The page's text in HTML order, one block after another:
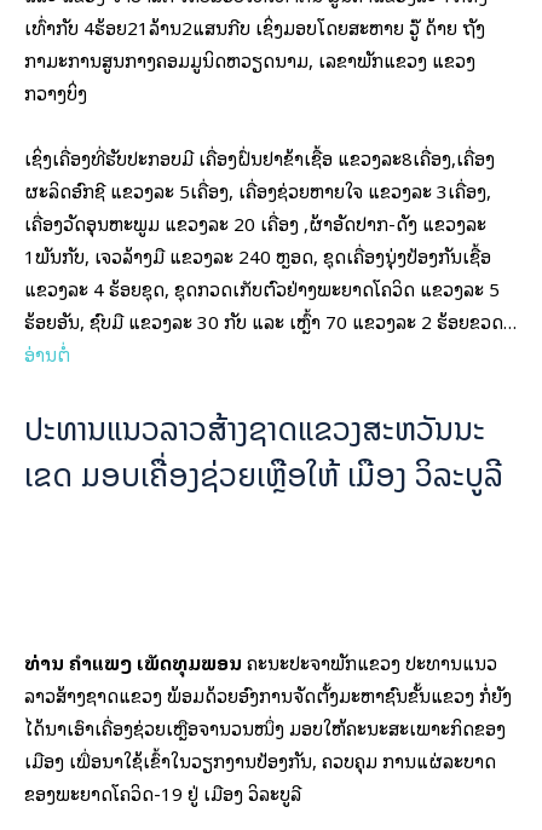
ເທົ່າກັບ 4ຮ້ອຍ21ລ້ານ2ແສນກີບ ເຊິ່ງມອບໂດຍສະຫາຍ ວູ໊ ດ້າຍ ຖັງ
ກໍາມະການສູນກາງຄອມມູນິດຫວຽດນາມ, ເລຂາພັກແຂວງ ແຂວງ
ກວາງບິ່ງ
ເຊິ່ງເຄື່ອງທີ່ຮັບປະກອບມີ ເຄື່ອງຝົ່ນຢາຂ້າເຊື້ອ ແຂວງລະ8ເຄື່ອງ,ເຄື່ອງ
ຜະລິດອົກຊີ ແຂວງລະ 5ເຄື່ອງ, ເຄື່ອງຊ່ວຍຫາຍໃຈ ແຂວງລະ 3ເຄື່ອງ,
ເຄື່ອງວັດອຸນຫະພູມ ແຂວງລະ 20 ເຄື່ອງ ,ຜ້າອັດປາກ-ດັງ ແຂວງລະ
1ພັນກັບ, ເຈວລ້າງມື ແຂວງລະ 240 ຫຼອດ, ຊຸດເຄື່ອງນຸ່ງປ້ອງກັນເຊື້ອ
ແຂວງລະ 4 ຮ້ອຍຊຸດ, ຊຸດກວດເກັບຕົວຢ່າງພະຍາດໂຄວິດ ແຂວງລະ 5
ຮ້ອຍອັນ, ຊົບມື ແຂວງລະ 30 ກັບ ແລະ ເຫຼົ້າ 70 ແຂວງລະ 2 ຮ້ອຍຂວດ…
ອ່ານຕໍ
ປະທານແນວລາວສ້າງຊາດແຂວງສະຫວັນນະ
ເຂດ ມອບເຄື່ອງຊ່ວຍເຫຼືອໃຫ້ ເມືອງ ວິລະບູລີ
ທ່ານ ຄໍາແພງ ເພັດທຸມພອນ ຄະນະປະຈໍາພັກແຂວງ ປະທານແນວ
ລາວສ້າງຊາດແຂວງ ພ້ອມດ້ວຍອົງການຈັດຕັ້ງມະຫາຊົນຂັ້ນແຂວງ ກໍ່ຍັງ
ໄດ້ນໍາເອົາເຄື່ອງຊ່ວຍເຫຼືອຈໍານວນໜຶ່ງ ມອບໃຫ້ຄະນະສະເພາະກິດຂອງ
ເມືອງ ເພື່ອນໍາໃຊ້ເຂົ້າໃນວຽກງານປ້ອງກັນ, ຄວບຄຸມ ການແຜ່ລະບາດ
ຂອງພະຍາດໂຄວິດ-19 ຢູ່ ເມືອງ ວິລະບູລີ